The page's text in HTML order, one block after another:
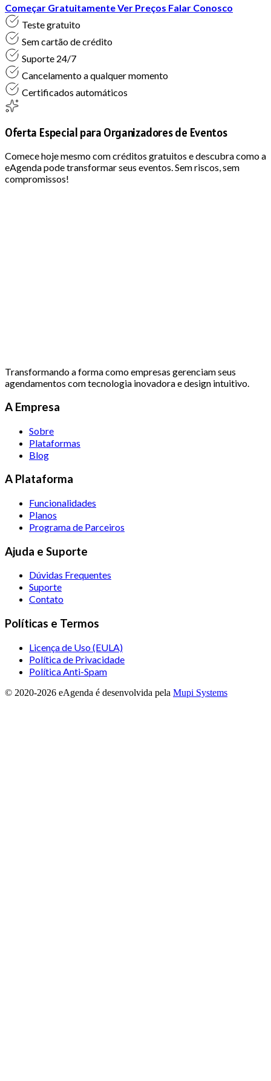
Começar GratuitamenteVer Preços Falar Conosco
Teste gratuito
Sem cartão de crédito
Suporte 24/7
Cancelamento a qualquer momento
Certificados automáticos
Oferta Especial para Organizadores de Eventos
Comece hoje mesmo com créditos gratuitos e descubra como a
eAgenda pode transformar seus eventos. Sem riscos, sem
compromissos!
Transformando a forma como empresas gerenciam seus
agendamentos com tecnologia inovadora e design intuitivo.
A Empresa
Sobre
Plataformas
Blog
A Plataforma
Funcionalidades
Planos
Programa de Parceiros
Ajuda e Suporte
Dúvidas Frequentes
Suporte
Contato
Políticas e Termos
Licença de Uso (EULA)
Política de Privacidade
Política Anti-Spam
© 2020-2026 eAgenda é desenvolvida pela Mupi Systems